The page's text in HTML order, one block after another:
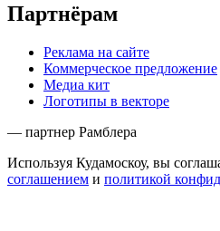
Партнёрам
Реклама на сайте
Коммерческое предложение
Медиа кит
Логотипы в векторе
— партнер Рамблера
Используя Кудамоскоу, вы
соглашением и политикой